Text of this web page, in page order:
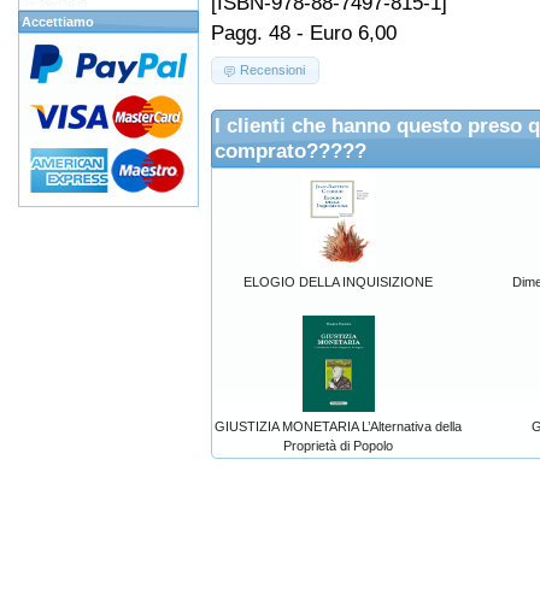
Pagg. 48 - Euro 6,00
Recensioni
I clienti che hanno questo preso
comprato?????
ELOGIO DELLA INQUISIZIONE
GIUSTIZIA MONETARIA L’Alternativa della
Proprietà di Popolo
Accettiamo